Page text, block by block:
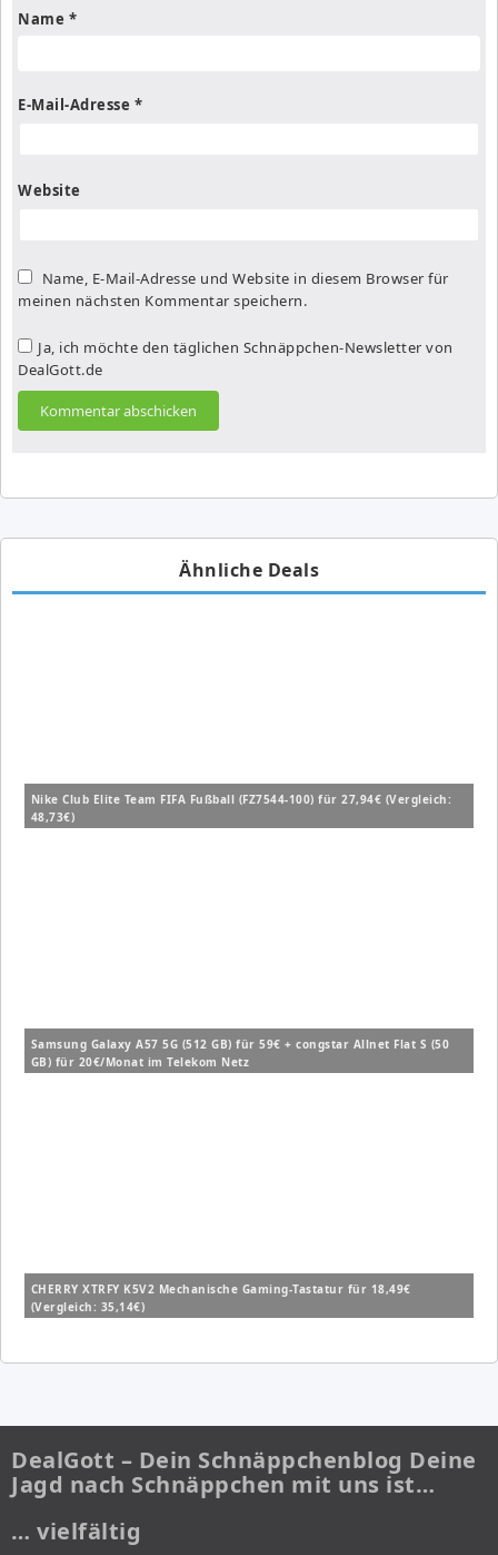
Name *
E-Mail-Adresse *
Website
Name, E-Mail-Adresse und Website in diesem Browser für
meinen nächsten Kommentar speichern.
Ja, ich möchte den täglichen Schnäppchen-Newsletter von
DealGott.de
Ähnliche Deals
Nike Club Elite Team FIFA Fußball (FZ7544-100) für 27,94€ (Vergleich:
48,73€)
Samsung Galaxy A57 5G (512 GB) für 59€ + congstar Allnet Flat S (50
GB) für 20€/Monat im Telekom Netz
CHERRY XTRFY K5V2 Mechanische Gaming-Tastatur für 18,49€
(Vergleich: 35,14€)
DealGott – Dein Schnäppchenblog Deine
Jagd nach Schnäppchen mit uns ist…
… vielfältig